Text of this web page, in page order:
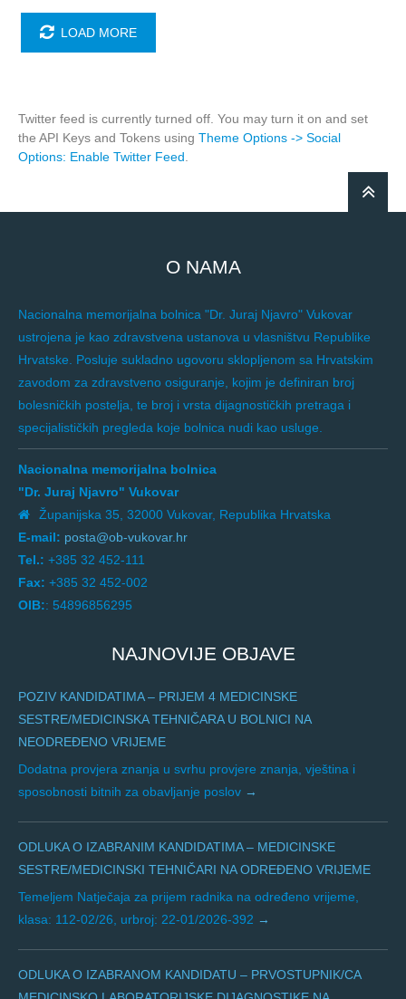
Twitter feed is currently turned off. You may turn it on and set
the API Keys and Tokens using Theme Options -> Social
Options: Enable Twitter Feed
LOAD MORE
O NAMA
Nacionalna memorijalna bolnica "Dr. Juraj Njavro" Vukovar
ustrojena je kao zdravstvena ustanova u vlasništvu Republike
Hrvatske. Posluje sukladno ugovoru sklopljenom sa Hrvatskim
zavodom za zdravstveno osiguranje, kojim je definiran broj
bolesničkih postelja, te broj i vrsta dijagnostičkih pretraga i
specijalističkih pregleda koje bolnica nudi kao usluge.
Nacionalna memorijalna bolnica
"Dr. Juraj Njavro" Vukovar
Županijska 35, 32000 Vukovar, Republika Hrvatska
E-mail: posta@ob-vukovar.hr
Tel.: +385 32 452-111
Fax: +385 32 452-002
OIB:: 54896856295
NAJNOVIJE OBJAVE
POZIV KANDIDATIMA – PRIJEM 4 MEDICINSKE
SESTRE/MEDICINSKA TEHNIČARA U BOLNICI NA
NEODREĐENO VRIJEME
Dodatna provjera znanja u svrhu provjere znanja, vještina i
sposobnosti bitnih za obavljanje poslov
ODLUKA O IZABRANIM KANDIDATIMA – MEDICINSKE
SESTRE/MEDICINSKI TEHNIČARI NA ODREĐENO VRIJEME
Temeljem Natječaja za prijem radnika na određeno vrijeme,
klasa: 112-02/26, urbroj: 22-01/2026-392
ODLUKA O IZABRANOM KANDIDATU – PRVOSTUPNIK/CA